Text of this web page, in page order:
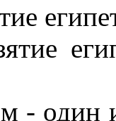
- один